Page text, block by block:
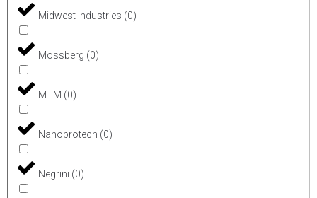
Midwest Industries (0)
Mossberg (0)
MTM (0)
Nanoprotech (0)
Negrini (0)